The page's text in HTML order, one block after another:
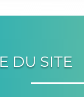
DU SITE